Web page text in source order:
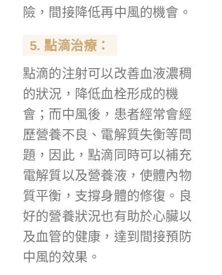
險，間接降低再中風的機會。
5. 點滴治療：
點滴的注射可以改善血液濃稠
的狀況，降低血栓形成的機
會；而中風後，患者經常會經
歷營養不良、電解質失衡等問
題，因此，點滴同時可以補充
電解質以及營養液，使體內物
質平衡，支撐身體的修復。良
好的營養狀況也有助於心臟以
及血管的健康，達到間接預防
中風的效果。